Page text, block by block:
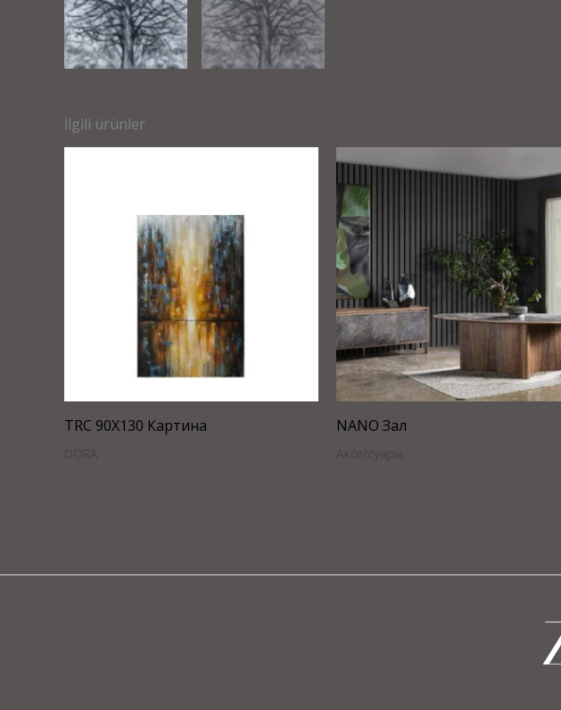
İlgili ürünler
TRC 90X130 Картина NANO Зал